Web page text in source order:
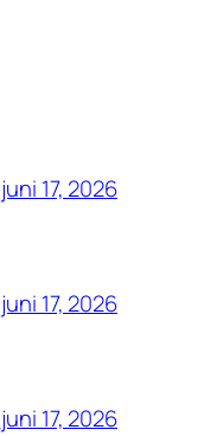
juni 17, 2026
juni 17, 2026
juni 17, 2026